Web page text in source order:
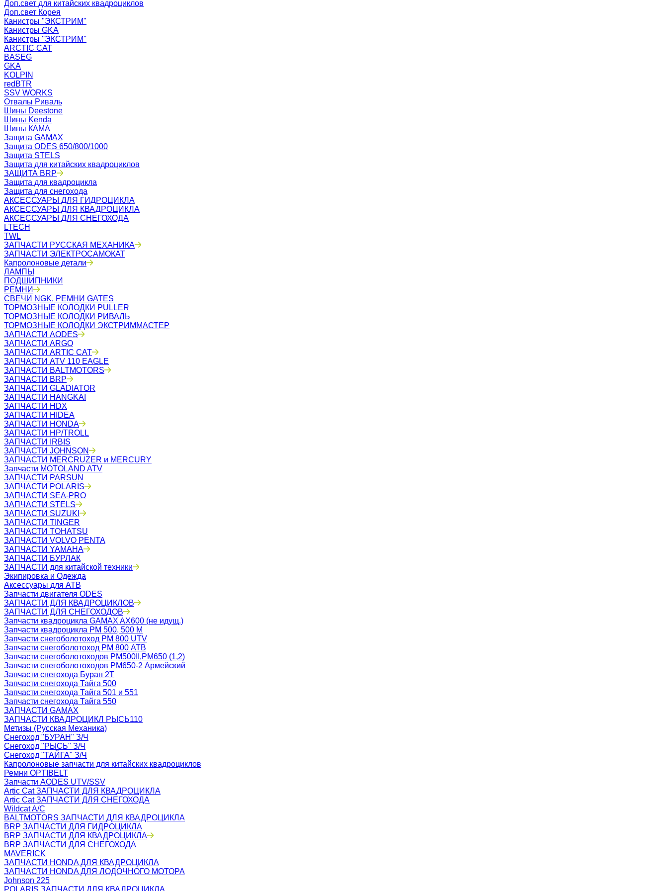
Доп.свет для китайских квадроциклов
Доп.свет Корея
Канистры "ЭКСТРИМ"
Канистры GKA
Канистры ''ЭКСТРИМ''
ARCTIC CAT
BASEG
GKA
KOLPIN
redBTR
SSV WORKS
Отвалы Риваль
Шины Deestone
Шины Kenda
Шины КАМА
Защита GAMAX
Защита ODES 650/800/1000
Защита STELS
Защита для китайских квадроциклов
ЗАЩИТА BRP
Защита для квадроцикла
Защита для снегохода
АКСЕССУАРЫ ДЛЯ ГИДРОЦИКЛА
АКСЕССУАРЫ ДЛЯ КВАДРОЦИКЛА
АКСЕССУАРЫ ДЛЯ СНЕГОХОДА
LTECH
TWL
ЗАПЧАСТИ РУССКАЯ МЕХАНИКА
ЗАПЧАСТИ ЭЛЕКТРОСАМОКАТ
Капролоновые детали
ЛАМПЫ
ПОДШИПНИКИ
РЕМНИ
СВЕЧИ NGK, РЕМНИ GATES
ТОРМОЗНЫЕ КОЛОДКИ PULLER
ТОРМОЗНЫЕ КОЛОДКИ РИВАЛЬ
ТОРМОЗНЫЕ КОЛОДКИ ЭКСТРИММАСТЕР
ЗАПЧАСТИ AODES
ЗАПЧАСТИ ARGO
ЗАПЧАСТИ ARTIC CAT
ЗАПЧАСТИ ATV 110 EAGLE
ЗАПЧАСТИ BALTMOTORS
ЗАПЧАСТИ BRP
ЗАПЧАСТИ GLADIATOR
ЗАПЧАСТИ HANGKAI
ЗАПЧАСТИ HDX
ЗАПЧАСТИ HIDEA
ЗАПЧАСТИ HONDA
ЗАПЧАСТИ HP/TROLL
ЗАПЧАСТИ IRBIS
ЗАПЧАСТИ JOHNSON
ЗАПЧАСТИ MERCRUZER и MERCURY
Запчасти MOTOLAND ATV
ЗАПЧАСТИ PARSUN
ЗАПЧАСТИ POLARIS
ЗАПЧАСТИ SEA-PRO
ЗАПЧАСТИ STELS
ЗАПЧАСТИ SUZUKI
ЗАПЧАСТИ TINGER
ЗАПЧАСТИ TOHATSU
ЗАПЧАСТИ VOLVO PENTA
ЗАПЧАСТИ YAMAHA
ЗАПЧАСТИ БУРЛАК
ЗАПЧАСТИ для китайской техники
Экипировка и Одежда
Аксессуары для АТВ
Запчасти двигателя ODES
ЗАПЧАСТИ ДЛЯ КВАДРОЦИКЛОВ
ЗАПЧАСТИ ДЛЯ СНЕГОХОДОВ
Запчасти квадроцикла GAMAX AX600 (не идущ.)
Запчасти квадроцикла РМ 500, 500 М
Запчасти снегоболотоход РМ 800 UTV
Запчасти снегоболотоход РМ 800 АТВ
Запчасти снегоболотоходов РМ500II,РМ650 (1,2)
Запчасти снегоболотоходов РМ650-2 Армейский
Запчасти снегохода Буран 2Т
Запчасти снегохода Тайга 500
Запчасти снегохода Тайга 501 и 551
Запчасти снегохода Тайга 550
ЗАПЧАСТИ GAMAX
ЗАПЧАСТИ КВАДРОЦИКЛ РЫСЬ110
Метизы (Русская Механика)
Снегоход "БУРАН" З/Ч
Снегоход "РЫСЬ" З/Ч
Снегоход "ТАЙГА" З/Ч
Капролоновые запчасти для китайских квадроциклов
Ремни OPTIBELT
Запчасти AODES UTV/SSV
Artic Cat ЗАПЧАСТИ ДЛЯ КВАДРОЦИКЛА
Artic Cat ЗАПЧАСТИ ДЛЯ СНЕГОХОДА
Wildcat A/C
BALTMOTORS ЗАПЧАСТИ ДЛЯ КВАДРОЦИКЛА
BRP ЗАПЧАСТИ ДЛЯ ГИДРОЦИКЛА
BRP ЗАПЧАСТИ ДЛЯ КВАДРОЦИКЛА
BRP ЗАПЧАСТИ ДЛЯ СНЕГОХОДА
MAVERICK
ЗАПЧАСТИ HONDA ДЛЯ КВАДРОЦИКЛА
ЗАПЧАСТИ HONDA ДЛЯ ЛОДОЧНОГО МОТОРА
Johnson 225
POLARIS ЗАПЧАСТИ ДЛЯ КВАДРОЦИКЛА